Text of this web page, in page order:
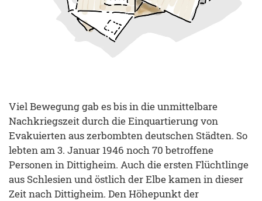
Viel Bewegung gab es bis in die unmittelbare
Nachkriegszeit durch die Einquartierung von
Evakuierten aus zerbombten deutschen Städten. So
lebten am 3. Januar 1946 noch 70 betroffene
Personen in Dittigheim. Auch die ersten Flüchtlinge
aus Schlesien und östlich der Elbe kamen in dieser
Zeit nach Dittigheim. Den Höhepunkt der